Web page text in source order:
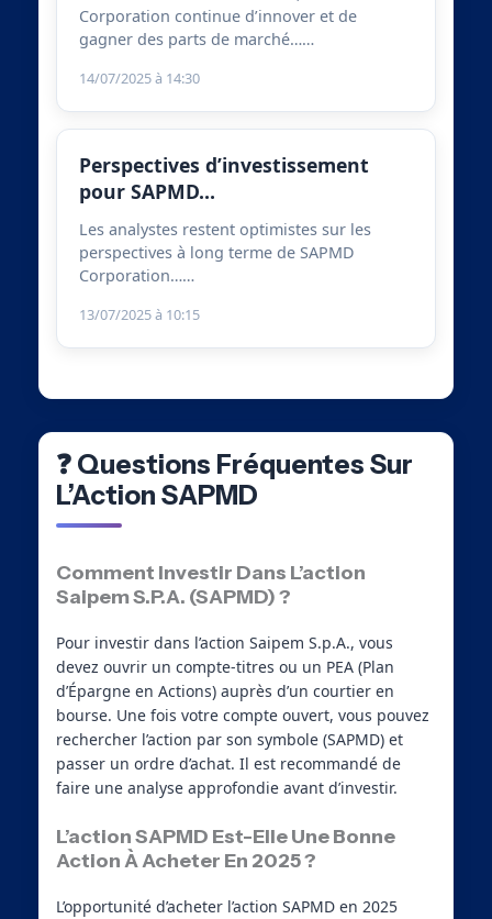
Corporation continue d’innover et de
gagner des parts de marché……
14/07/2025 à 14:30
Perspectives d’investissement
pour SAPMD…
Les analystes restent optimistes sur les
perspectives à long terme de SAPMD
Corporation……
13/07/2025 à 10:15
❓ Questions Fréquentes Sur
L’Action SAPMD
Comment Investir Dans L’action
Saipem S.p.A. (SAPMD) ?
Pour investir dans l’action Saipem S.p.A., vous
devez ouvrir un compte-titres ou un PEA (Plan
d’Épargne en Actions) auprès d’un courtier en
bourse. Une fois votre compte ouvert, vous pouvez
rechercher l’action par son symbole (SAPMD) et
passer un ordre d’achat. Il est recommandé de
faire une analyse approfondie avant d’investir.
L’action SAPMD Est-Elle Une Bonne
Action À Acheter En 2025 ?
L’opportunité d’acheter l’action SAPMD en 2025